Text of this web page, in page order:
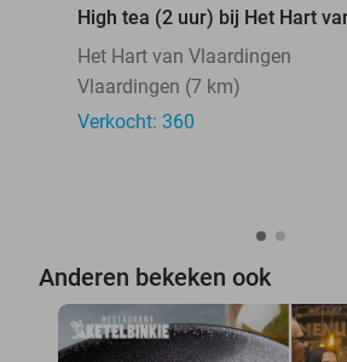
High tea (2 uur) bij Het Hart
Het Hart van Vlaardingen
Vlaardingen (7 km)
Verkocht: 360
Anderen bekeken ook